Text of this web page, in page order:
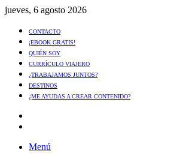
jueves, 6 agosto 2026
CONTACTO
¡EBOOK GRATIS!
QUIÉN SOY
CURRÍCULO VIAJERO
¿TRABAJAMOS JUNTOS?
DESTINOS
¿ME AYUDAS A CREAR CONTENIDO?
Menú